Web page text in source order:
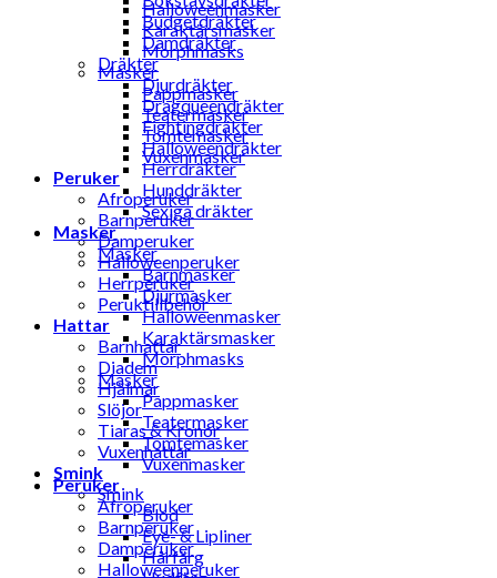
Halloweenmasker
Karaktärsmasker
Morphmasks
Masker
Pappmasker
Teatermasker
Tomtemasker
Vuxenmasker
Peruker
Afroperuker
Barnperuker
Damperuker
Halloweenperuker
Herrperuker
Peruktillbehör
Hattar
Barnhattar
Diadem
Hjälmar
Slöjor
Tiaras & Kronor
Vuxenhattar
Smink
Smink
Blod
Eye- & Lipliner
Hårfärg
Budgetdräkter
Damdräkter
Dräkter
Djurdräkter
Dragqueendräkter
Fightingdräkter
Halloweendräkter
Herrdräkter
Hunddräkter
Sexiga dräkter
Masker
Masker
Barnmasker
Djurmasker
Halloweenmasker
Karaktärsmasker
Morphmasks
Masker
Pappmasker
Teatermasker
Tomtemasker
Vuxenmasker
Peruker
Afroperuker
Barnperuker
Damperuker
Halloweenperuker